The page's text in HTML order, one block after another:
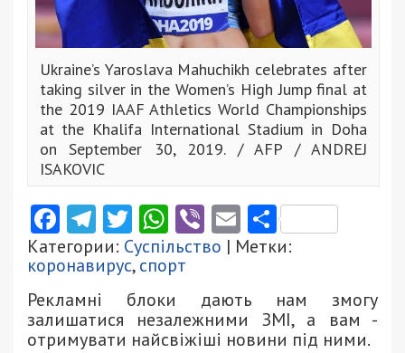
Ukraine’s Yaroslava Mahuchikh celebrates after
taking silver in the Women’s High Jump final at
the 2019 IAAF Athletics World Championships
at the Khalifa International Stadium in Doha
on September 30, 2019. / AFP / ANDREJ
ISAKOVIC
Facebook
Telegram
Twitter
WhatsApp
ViberEmail
Категории: Суспільство | Метки:
коронавирус,спорт
Рекламні блоки дають нам змогу
залишатися незалежними ЗМІ, а вам -
отримувати найсвіжіші новини під ними.